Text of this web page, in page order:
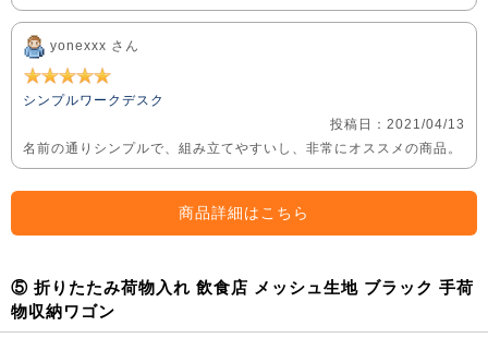
yonexxx さん
シンプルワークデスク
投稿日：2021/04/13
名前の通りシンプルで、組み立てやすいし、非常にオススメの商品。
商品詳細はこちら
⑤ 折りたたみ荷物入れ 飲食店 メッシュ生地 ブラック 手荷
物収納ワゴン